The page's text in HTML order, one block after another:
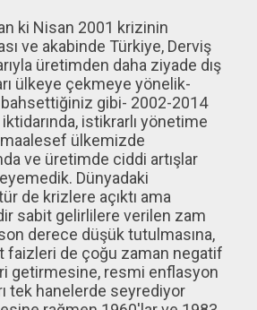
ki Nisan 2001 krizinin
ve akabinde Türkiye, Derviş
üretimden daha ziyade dış
ülkeye çekmeye yönelik-
gibi- 2002-2014
istikrarlı yönetime
ülkemizde
ve üretimde ciddi artışlar
Dünyadaki
de krizlere açıktı ama
sabit gelirlilere verilen zam
derece düşük tutulmasına,
faizleri de çoğu zaman negatif
getirmesine, resmi enflasyon
tek hanelerde seyrediyor